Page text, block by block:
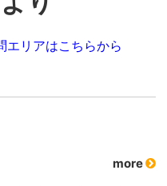
エリアはこちらから
more